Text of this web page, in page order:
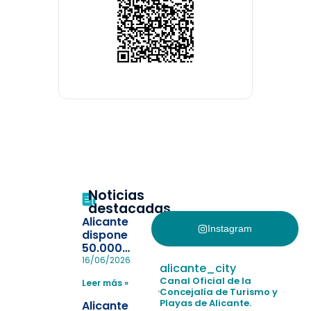
Noticias
destacadas
Alicante
dispone
50.000
pulseras
la
pérdida de niños
16/06/2026
Leer más »
Alicante
Instagram
alicante_city
Canal Oficial de la
Concejalía de Turismo y
Playas de Alicante.